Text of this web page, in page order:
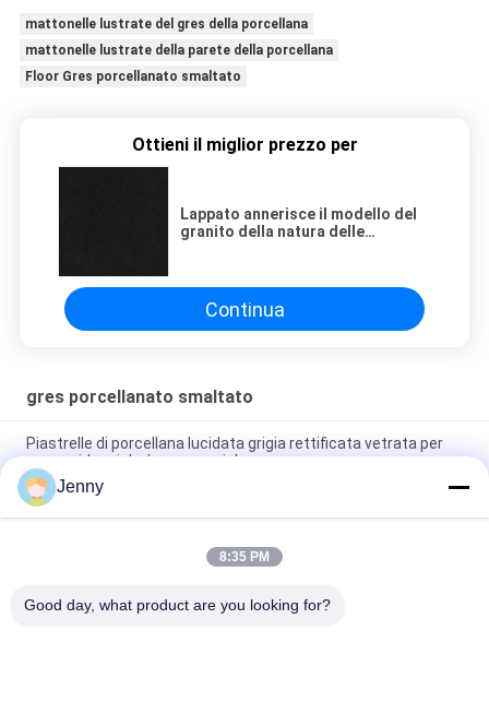
mattonelle lustrate del gres della porcellana
mattonelle lustrate della parete della porcellana
Floor Gres porcellanato smaltato
Ottieni il miglior prezzo per
Lappato annerisce il modello del
granito della natura delle
Continua
gres porcellanato smaltato
Piastrelle di porcellana lucidata grigia rettificata vetrata per
uso residenziale / commerciale
Piastrelle di porcellana rettificata lucida con finitura lucidata a
basso assorbimento dell'acqua
Macchina di piastrelle di porcellana di corpo intero con finitura
Jenny
8:35 PM
Good day, what product are you looking for?